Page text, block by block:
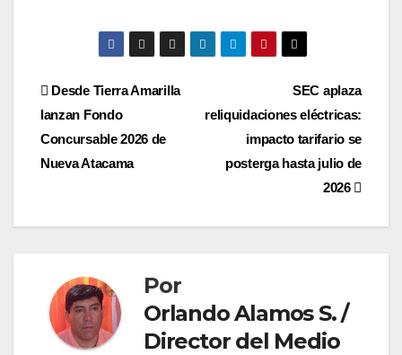
Navegación
de
entradas
SEC aplaza
reliquidaciones eléctricas:
impacto tarifario se
posterga hasta julio de
2026
Desde Tierra Amarilla
lanzan Fondo
Concursable 2026 de
Nueva Atacama
Por
Orlando Alamos S. /
Director del Medio